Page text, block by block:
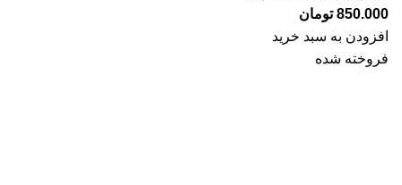
850.000 تومان
افزودن به سبد خرید
فروخته شده